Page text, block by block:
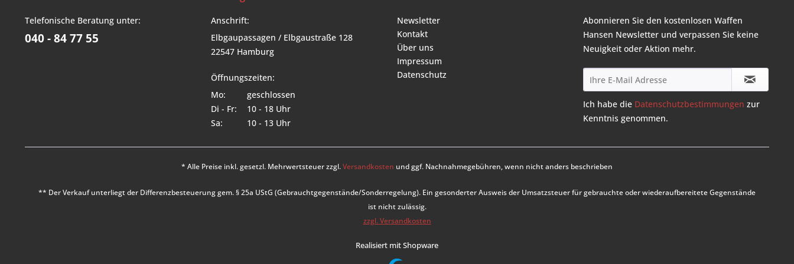
Telefonische Beratung unter:
040 - 84 77 55
Anschrift:
Elbgaupassagen / Elbgaustraße 128
22547 Hamburg
Öffnungszeiten:
Mo:
geschlossen
Di - Fr:
10 - 18 Uhr
Sa:
10 - 13 Uhr
Newsletter
Kontakt
Über uns
Impressum
Datenschutz
Abonnieren Sie den kostenlosen Waffen
Hansen Newsletter und verpassen Sie keine
Neuigkeit oder Aktion mehr.
Ich habe die Datenschutzbestimmungen zur
Kenntnis genommen.
* Alle Preise inkl. gesetzl. Mehrwertsteuer zzgl.Versandkosten und ggf. Nachnahmegebühren, wenn nicht anders beschrieben
** Der Verkauf unterliegt der Differenzbesteuerung gem. § 25a UStG (Gebrauchtgegenstände/Sonderregelung). Ein gesonderter Ausweis der Umsatzsteuer für gebrauchte oder wiederaufbereitete Gegenstände
ist nicht zulässig.
zzgl. Versandkosten
Realisiert mit Shopware